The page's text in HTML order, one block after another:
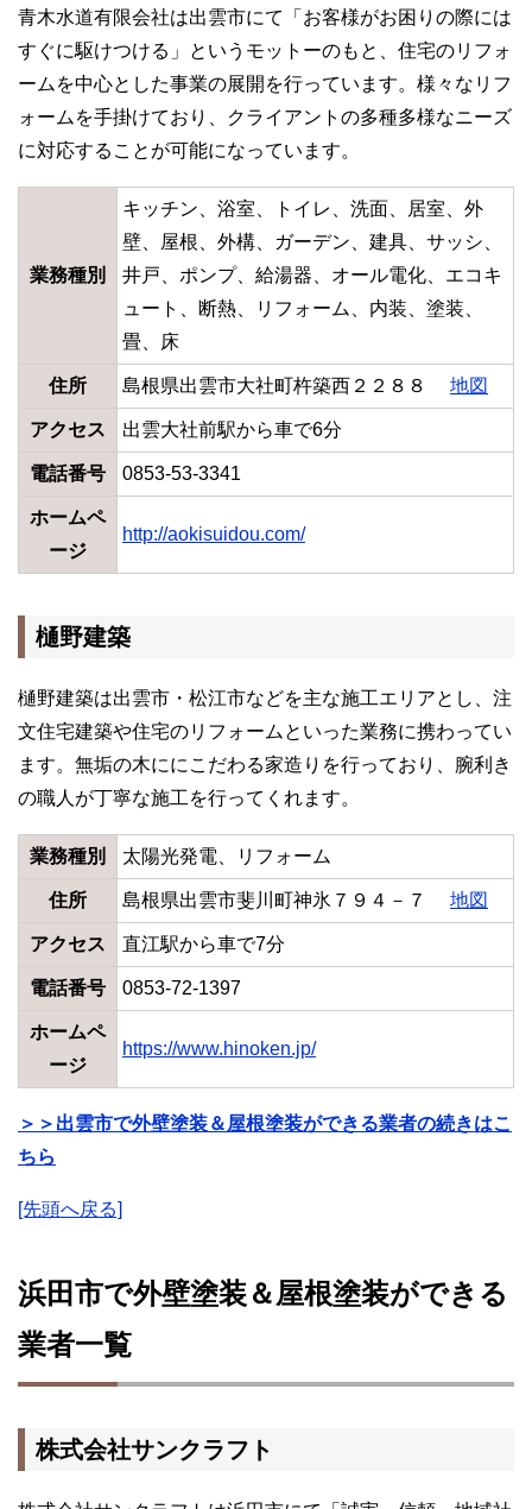
青木水道有限会社は出雲市にて「お客様がお困りの際には
すぐに駆けつける」というモットーのもと、住宅のリフォ
ームを中心とした事業の展開を行っています。様々なリフ
ォームを手掛けており、クライアントの多種多様なニーズ
に対応することが可能になっています。
業務種別
キッチン、浴室、トイレ、洗面、居室、外
壁、屋根、外構、ガーデン、建具、サッシ、
井戸、ポンプ、給湯器、オール電化、エコキ
ュート、断熱、リフォーム、内装、塗装、
畳、床
住所 島根県出雲市大社町杵築西２２８８ 地図
アクセス 出雲大社前駅から車で6分
電話番号 0853-53-3341
ホームペ
ージ
http://aokisuidou.com/
樋野建築
樋野建築は出雲市・松江市などを主な施工エリアとし、注
文住宅建築や住宅のリフォームといった業務に携わってい
ます。無垢の木ににこだわる家造りを行っており、腕利き
の職人が丁寧な施工を行ってくれます。
業務種別 太陽光発電、リフォーム
住所 島根県出雲市斐川町神氷７９４－７ 地図
アクセス 直江駅から車で7分
電話番号 0853-72-1397
ホームペ
ージ
https://www.hinoken.jp/
＞＞出雲市で外壁塗装＆屋根塗装ができる業者の続きはこ
ちら
[先頭へ戻る]
浜田市で外壁塗装＆屋根塗装ができる
業者一覧
株式会社サンクラフト